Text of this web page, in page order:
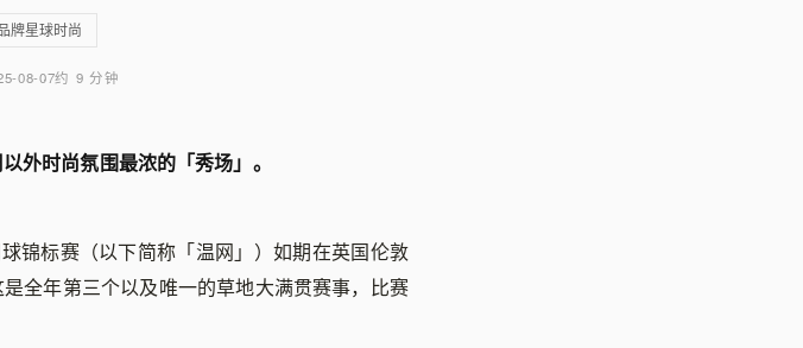
牌星球时尚
08-07约 9 分钟
外时尚氛围最浓的「秀场」。
标赛（以下简称「温网」）如期在英国伦敦
全年第三个以及唯一的草地大满贯赛事，比赛